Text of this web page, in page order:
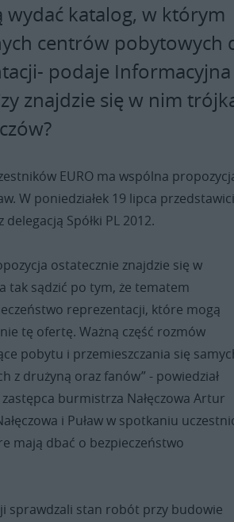
katalog, w którym
centrów pobytowych
podaje Informacyjna
znajdzie się w nim
EURO ma wspólna
W poniedziałek 19 lipca
Spółki PL 2012.
ostatecznie znajdzie się w
tak sądzić po tym, że tematem
reprezentacji, które mogą
tę ofertę. Ważną część rozmów
pobytu i przemieszczania się
z drużyną oraz fanów” - powiedział
burmistrza Nałęczowa Artur
i Puław w spotkaniu
mają dbać o bezpieczeństwo
sprawdzali stan robót przy budowie